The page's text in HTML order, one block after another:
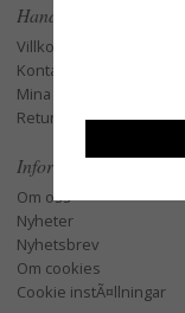
Handla
Villkor
Kontakta oss
Mina favoriter
Retur och Reklamation
Information
Om oss
Nyheter
Nyhetsbrev
Om cookies
Cookie instÃ¤llningar